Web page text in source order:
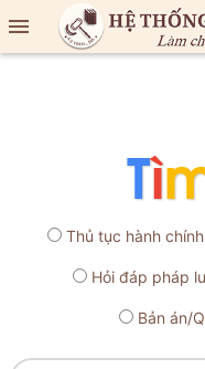

Thủ tục hành chính
Hỏi đáp pháp
Bản án/